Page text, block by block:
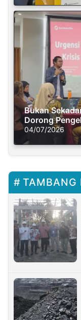
Bukan
Dorong
Solusi Krisis
04/07/2026
TAMBANG